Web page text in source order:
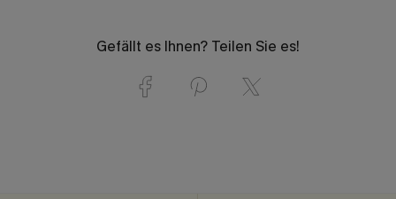
Gefällt es Ihnen? Teilen Sie es!